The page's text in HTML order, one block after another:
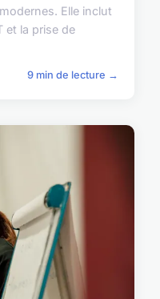
Elle inclut
et la prise de
9 min de lecture →